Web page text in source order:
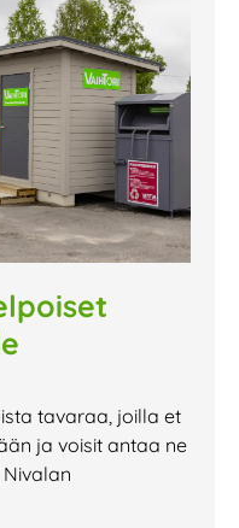
tavaraa, joilla et
ja voisit antaa ne